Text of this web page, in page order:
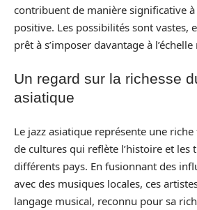
contribuent de manière significative
positive. Les possibilités sont vastes,
prêt à s’imposer davantage à
Un regard sur la richesse
asiatique
Le jazz asiatique représente une
de cultures qui reflète l’histoire et les
différents pays. En fusionnant des
avec des musiques locales, ces
langage musical, reconnu pour sa